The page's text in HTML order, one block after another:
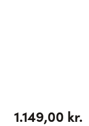
1.149,00 kr.